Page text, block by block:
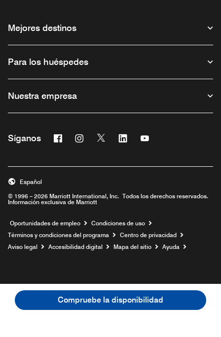
Compruebe la disponibilidad
Mejores destinos
Para los huéspedes
Nuestra empresa
Síganos Facebook
Abre una ventana nueva
Instagram
Abre una ventana nueva
Twitter
Abre una ventana nueva
Linkedin
Abre una ventana nueva
Abre una ventana
© 1996 – 2026 Marriott International, Inc. Todos los derechos reservados.
Información exclusiva de Marriott
Español
Oportunidades de empleo Abre una ventana nueva
Condiciones de uso
Términos y condiciones del programa
Centro de privacidad
Aviso legal
Accesibilidad digital Mapa del sitio Ayuda